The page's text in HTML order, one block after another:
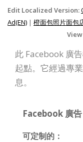
Edit Localized Version:
Ad(EN) | 橙面包照片面包
此 Facebook 廣
起點。它經過專
息。
Facebook 廣
可定制的：